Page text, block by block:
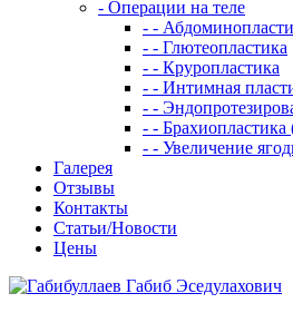
- Операции на теле
- -
- - Глютеопластика
- - Круропластика
- - Интимная
- -
- -
- - Увеличение
Галерея
Отзывы
Контакты
Статьи/Новости
Цены